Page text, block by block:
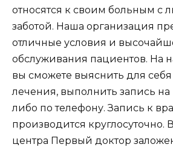
относятся к своим больным с
заботой. Наша организация
отличные условия и
обслуживания пациентов. На
вы сможете выяснить для
лечения, выполнить запись
либо по телефону. Запись к
производится круглосуточно.
центра Первый доктор